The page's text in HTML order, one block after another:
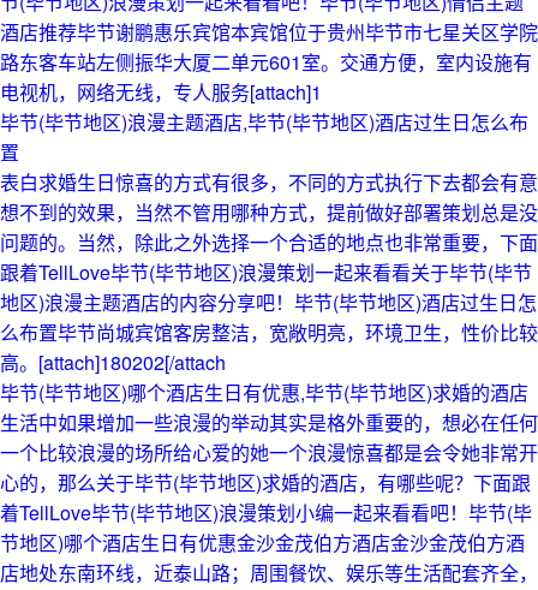
酒店推荐毕节谢鹏惠乐宾馆本宾馆位于贵州毕节市七星关区学院
路东客车站左侧振华大厦二单元601室。交通方便，室内设施有
电视机，网络无线，专人服务[attach]1
毕节(毕节地区)浪漫主题酒店,毕节(毕节地区)酒店过生日怎么布
置
表白求婚生日惊喜的方式有很多，不同的方式执行下去都会有意
想不到的效果，当然不管用哪种方式，提前做好部署策划总是没
问题的。当然，除此之外选择一个合适的地点也非常重要，下面
跟着TellLove毕节(毕节地区)浪漫策划一起来看看关于毕节(毕节
地区)浪漫主题酒店的内容分享吧！毕节(毕节地区)酒店过生日怎
么布置毕节尚城宾馆客房整洁，宽敞明亮，环境卫生，性价比较
高。[attach]180202[/attach
毕节(毕节地区)哪个酒店生日有优惠,毕节(毕节地区)求婚的酒店
生活中如果增加一些浪漫的举动其实是格外重要的，想必在任何
一个比较浪漫的场所给心爱的她一个浪漫惊喜都是会令她非常开
心的，那么关于毕节(毕节地区)求婚的酒店，有哪些呢？下面跟
着TellLove毕节(毕节地区)浪漫策划小编一起来看看吧！毕节(毕
节地区)哪个酒店生日有优惠金沙金茂伯方酒店金沙金茂伯方酒
店地处东南环线，近泰山路；周围餐饮、娱乐等生活配套齐全，